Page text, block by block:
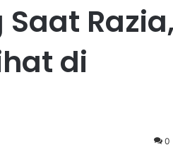
Razia,
di
0